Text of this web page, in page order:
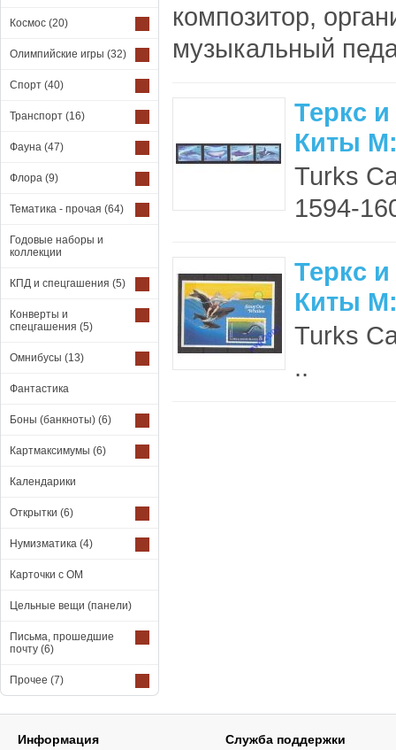
Космос (20)
Олимпийские игры (32)
Спорт (40)
Транспорт (16)
Фауна (47)
Флора (9)
Тематика - прочая (64)
Годовые наборы и
коллекции
КПД и спецгашения (5)
Конверты и
спецгашения (5)
Омнибусы (13)
Фантастика
Боны (банкноты) (6)
Картмаксимумы (6)
Календарики
Открытки (6)
Нумизматика (4)
Карточки с ОМ
Цельные вещи (панели)
Письма, прошедшие
почту (6)
Прочее (7)
композитор,
музыкальный
Теркс
Киты М:
Turks
1594-
Теркс
Киты
Turks
..
Информация Служба поддержки